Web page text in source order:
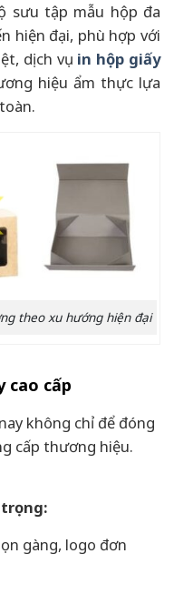
sưu tập mẫu hộp đa
hiện đại, phù hợp với
dịch vụ in hộp giấy
hiệu ẩm thực lựa
theo xu hướng hiện đại
cao cấp
không chỉ để đóng
cấp thương hiệu.
trọng:
gàng, logo đơn